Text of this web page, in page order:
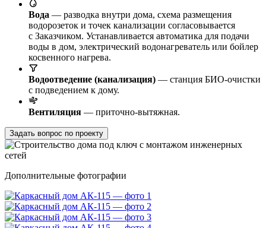
Вода — разводка внутри дома, схема размещения
водорозеток и точек канализации согласовывается
с Заказчиком. Устанавливается автоматика для подачи
воды в дом, электрический водонагреватель или бойлер
косвенного нагрева.
Водоотведение (канализация) — станция БИО-очистки
с подведением к дому.
Вентиляция — приточно-вытяжная.
Задать вопрос по проекту
Дополнительные фотографии